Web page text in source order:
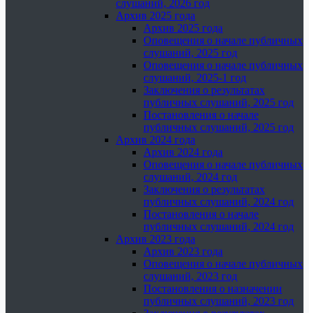
слушаний, 2026 год
Архив 2025 года
Архив 2025 года
Оповещения о начале публичных
слушаний, 2025 год
Оповещения о начале публичных
слушаний, 2025-1 год
Заключения о результатах
публичных слушаний, 2025 год
Постановления о начале
публичных слушаний, 2025 год
Архив 2024 года
Архив 2024 года
Оповещения о начале публичных
слушаний, 2024 год
Заключения о результатах
публичных слушаний, 2024 год
Постановления о начале
публичных слушаний, 2024 год
Архив 2023 года
Архив 2023 года
Оповещения о начале публичных
слушаний, 2023 год
Постановления о назначении
публичных слушаний, 2023 год